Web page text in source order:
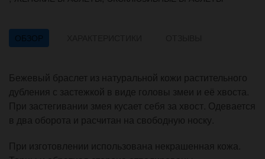
ОБЗОР
Бежевый браслет из натуральной кожи растительного
дубления с застежкой в виде головы змеи и её хвоста.
При застегивании змея кусает себя за хвост. Одевается
в два оборота и расчитан на свободную носку.
При изготовлении использована некрашенная кожа.